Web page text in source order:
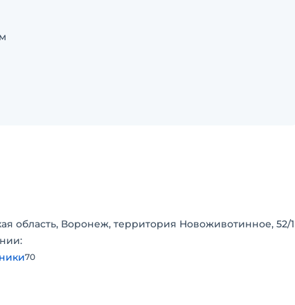
область, Воронеж, территория Новоживотинное, 52/1
70